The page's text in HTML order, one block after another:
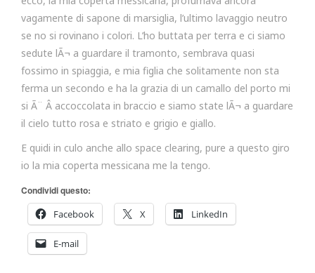
vagamente di sapone di marsiglia, l’ultimo lavaggio neutro
se no si rovinano i colori. L’ho buttata per terra e ci siamo
sedute lÃ¬ a guardare il tramonto, sembrava quasi
fossimo in spiaggia, e mia figlia che solitamente non sta
ferma un secondo e ha la grazia di un camallo del porto mi
si Ã¨ Â accoccolata in braccio e siamo state lÃ¬ a guardare
il cielo tutto rosa e striato e grigio e giallo.
E quidi in culo anche allo space clearing, pure a questo giro
io la mia coperta messicana me la tengo.
Condividi questo:
Facebook
X LinkedIn
E-mail